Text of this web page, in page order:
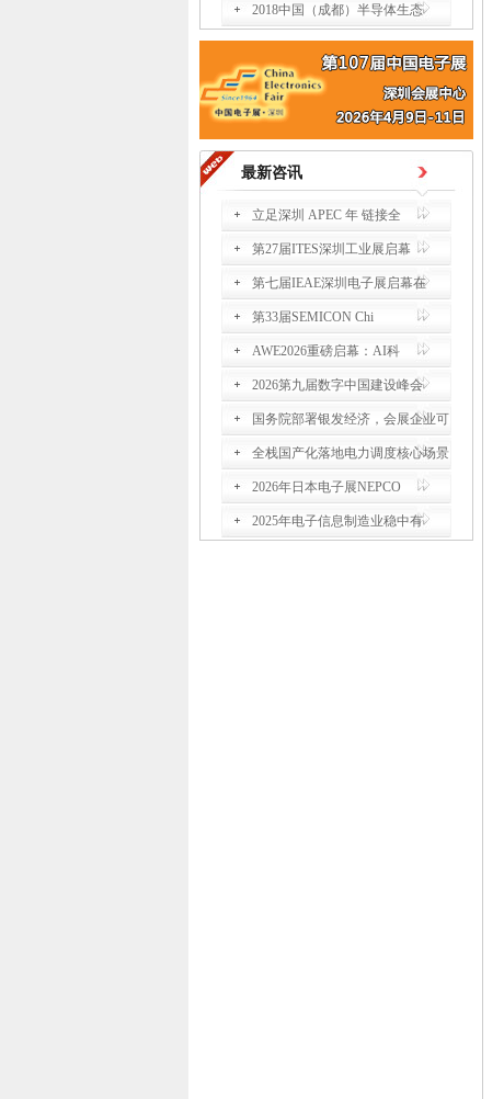
2018中国（成都）半导体生态
最新咨讯
立足深圳 APEC 年 链接全
第27届ITES深圳工业展启幕
第七届IEAE深圳电子展启幕在
第33届SEMICON Chi
AWE2026重磅启幕：AI科
2026第九届数字中国建设峰会
国务院部署银发经济，会展企业可
全栈国产化落地电力调度核心场景
2026年日本电子展NEPCO
2025年电子信息制造业稳中有